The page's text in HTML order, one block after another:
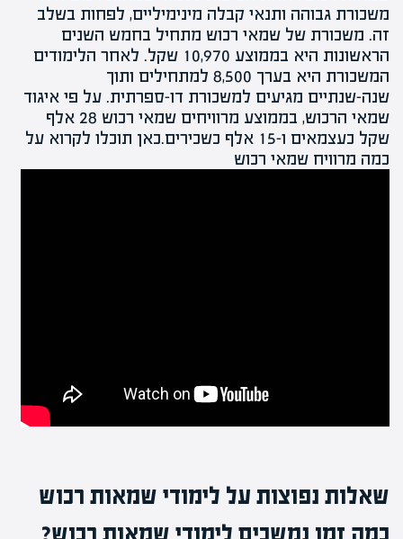
משכורת גבוהה ותנאי קבלה מינימיליים, לפחות בשלב
זה. משכורת של שמאי רכוש מתחיל בחמש השנים
הראשונות היא בממוצע 10,970 שקל. לאחר הלימודים
המשכורת היא בערך 8,500 למתחילים ותוך
שנה-שנתיים מגיעים למשכורת דו-ספרתית. על פי איגוד
שמאי הרכוש, בממוצע מרוויחים שמאי רכוש 28 אלף
שקל כעצמאים ו-15 אלף כשכירים.כאן תוכלו לקרוא על
כמה מרוויח שמאי רכוש
שאלות נפוצות על לימודי שמאות רכוש